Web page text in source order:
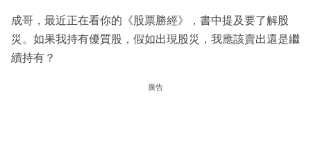
成哥，最近正在看你的《股票勝經》，書中提及要了解股
災。如果我持有優質股，假如出現股災，我應該賣出還是繼
續持有？
廣告